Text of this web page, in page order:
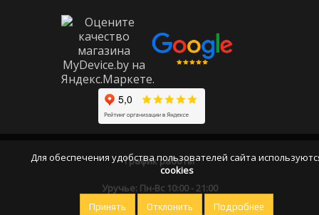
График работы
Уручье: Пн-Вс 10:00 - 21:00
Для обеспечения удобства пользователей сайта
cookies
Принять Отклонить Подробнее